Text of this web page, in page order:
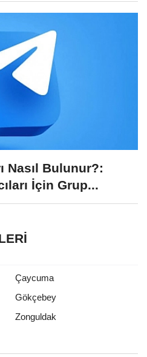
Nasıl Bulunur?:
İçin Grup...
Çaycuma
Gökçebey
Zonguldak